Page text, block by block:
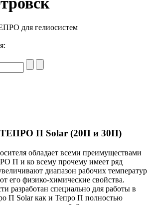
ТЕПРО П Solar (20П и 30П)
обладает всеми преимуществами
П и ко всему прочему имеет ряд
диапазон рабочих температур
его физико-химические свойства.
разработан специально для работы в
П Solar как и Тепро П полностью